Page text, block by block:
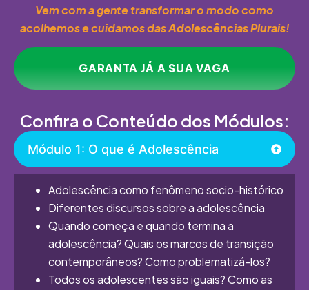
Vem com a gente transformar o modo como
acolhemos e cuidamos dasAdolescências Plurais!
GARANTA JÁ A SUA VAGA
Confira o Conteúdo dos Módulos:
Módulo 1: O que é Adolescência
Adolescência como fenômeno socio-histórico
Diferentes discursos sobre a adolescência
Quando começa e quando termina a
adolescência? Quais os marcos de transição
contemporâneos? Como problematizá-los?
Todos os adolescentes são iguais? Como as